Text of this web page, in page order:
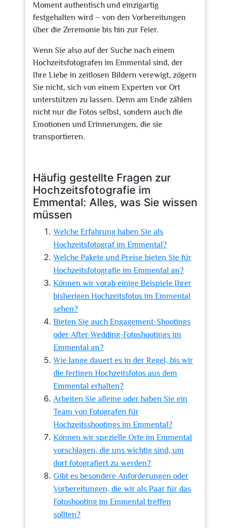
Moment authentisch und einzigartig
festgehalten wird – von den Vorbereitungen
über die Zeremonie bis hin zur Feier.
Wenn Sie also auf der Suche nach einem
Hochzeitsfotografen im Emmental sind, der
Ihre Liebe in zeitlosen Bildern verewigt, zögern
Sie nicht, sich von einem Experten vor Ort
unterstützen zu lassen. Denn am Ende zählen
nicht nur die Fotos selbst, sondern auch die
Emotionen und Erinnerungen, die sie
transportieren.
Häufig gestellte Fragen zur
Hochzeitsfotografie im
Emmental: Alles, was Sie wissen
müssen
Welche Erfahrung haben Sie als
Hochzeitsfotograf im Emmental?
Welche Pakete und Preise bieten Sie für
Hochzeitsfotografie im Emmental an?
Können wir vorab einige Beispiele Ihrer
bisherigen Hochzeitsfotos im Emmental
sehen?
Bieten Sie auch Engagement-Shootings
oder After-Wedding-Fotoshootings im
Emmental an?
Wie lange dauert es in der Regel, bis wir
die fertigen Hochzeitsfotos aus dem
Emmental erhalten?
Arbeiten Sie alleine oder haben Sie ein
Team von Fotografen für
Hochzeitsshootings im Emmental?
Können wir spezielle Orte im Emmental
vorschlagen, die uns wichtig sind, um
dort fotografiert zu werden?
Gibt es besondere Anforderungen oder
Vorbereitungen, die wir als Paar für das
Fotoshooting im Emmental treffen
sollten?